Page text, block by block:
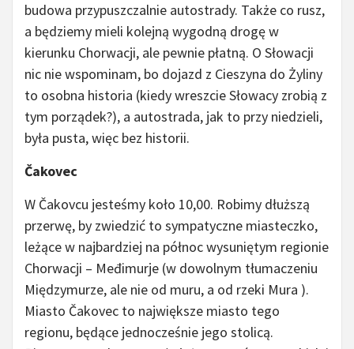
budowa przypuszczalnie autostrady. Także co rusz,
a będziemy mieli kolejną wygodną drogę w
kierunku Chorwacji, ale pewnie płatną. O Słowacji
nic nie wspominam, bo dojazd z Cieszyna do Żyliny
to osobna historia (kiedy wreszcie Słowacy zrobią z
tym porządek?), a autostrada, jak to przy niedzieli,
była pusta, więc bez historii.
Čakovec
W Čakovcu jesteśmy koło 10,00. Robimy dłuższą
przerwę, by zwiedzić to sympatyczne miasteczko,
leżące w najbardziej na północ wysuniętym regionie
Chorwacji – Međimurje (w dowolnym tłumaczeniu
Międzymurze, ale nie od muru, a od rzeki Mura ).
Miasto Čakovec to największe miasto tego
regionu, będące jednocześnie jego stolicą.